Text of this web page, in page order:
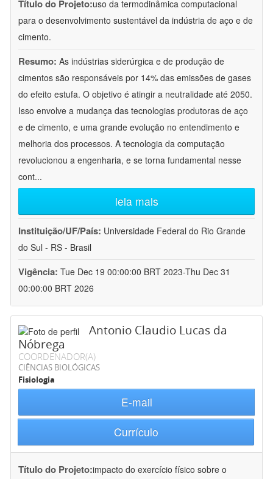
Título do Projeto:uso da termodinâmica computacional
para o desenvolvimento sustentável da indústria de aço e de
cimento.
Resumo: As indústrias siderúrgica e de produção de
cimentos são responsáveis por 14% das emissões de gases
do efeito estufa. O objetivo é atingir a neutralidade até 2050.
Isso envolve a mudança das tecnologias produtoras de aço
e de cimento, e uma grande evolução no entendimento e
melhoria dos processos. A tecnologia da computação
revolucionou a engenharia, e se torna fundamental nesse
cont...
leia mais
Instituição/UF/País: Universidade Federal do Rio Grande
do Sul - RS - Brasil
Vigência: Tue Dec 19 00:00:00 BRT 2023-Thu Dec 31
00:00:00 BRT 2026
Antonio Claudio Lucas da
Nóbrega
COORDENADOR(A)
CIÊNCIAS BIOLÓGICAS
Fisiologia
E-mail
Currículo
Título do Projeto:impacto do exercício físico sobre o